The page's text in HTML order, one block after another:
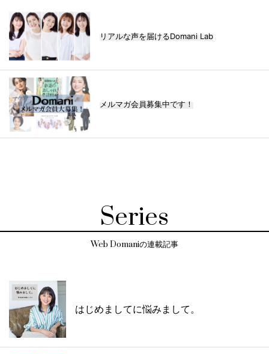
リアルな声を届けるDomani Lab
メルマガ会員募集中です！
Series
Web Domaniの連載記事
はじめましてに悩みまして。